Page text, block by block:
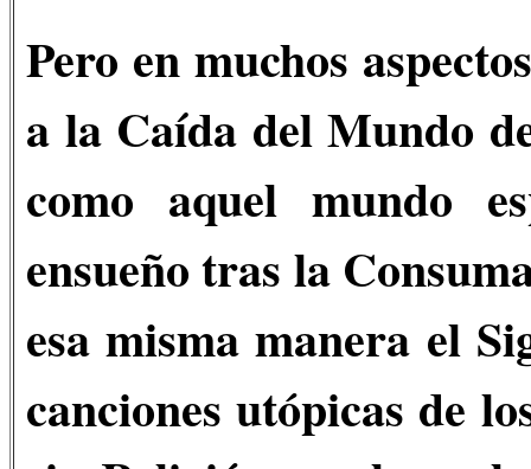
Pero en muchos
a la Caída del Mundo
como aquel mundo
ensueño tras la
esa misma manera el
canciones utópicas de